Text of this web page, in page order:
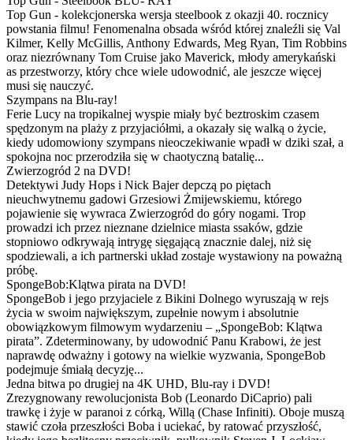
Top Gun - kolekcjonerska wersja steelbook z okazji 40. rocznicy
powstania filmu! Fenomenalna obsada wśród której znaleźli się Val
Kilmer, Kelly McGillis, Anthony Edwards, Meg Ryan, Tim Robbins
oraz niezrównany Tom Cruise jako Maverick, młody amerykański
as przestworzy, który chce wiele udowodnić, ale jeszcze więcej
musi się nauczyć.
Szympans na Blu-ray!
Ferie Lucy na tropikalnej wyspie miały być beztroskim czasem
spędzonym na plaży z przyjaciółmi, a okazały się walką o życie,
kiedy udomowiony szympans nieoczekiwanie wpadł w dziki szał, a
spokojna noc przerodziła się w chaotyczną batalię...
Zwierzogród 2 na DVD!
Detektywi Judy Hops i Nick Bajer depczą po piętach
nieuchwytnemu gadowi Grzesiowi Żmijewskiemu, którego
pojawienie się wywraca Zwierzogród do góry nogami. Trop
prowadzi ich przez nieznane dzielnice miasta ssaków, gdzie
stopniowo odkrywają intrygę sięgającą znacznie dalej, niż się
spodziewali, a ich partnerski układ zostaje wystawiony na poważną
próbę.
SpongeBob:Klątwa pirata na DVD!
SpongeBob i jego przyjaciele z Bikini Dolnego wyruszają w rejs
życia w swoim największym, zupełnie nowym i absolutnie
obowiązkowym filmowym wydarzeniu – „SpongeBob: Klątwa
pirata”. Zdeterminowany, by udowodnić Panu Krabowi, że jest
naprawdę odważny i gotowy na wielkie wyzwania, SpongeBob
podejmuje śmiałą decyzję...
Jedna bitwa po drugiej na 4K UHD, Blu-ray i DVD!
Zrezygnowany rewolucjonista Bob (Leonardo DiCaprio) pali
trawkę i żyje w paranoi z córką, Willą (Chase Infiniti). Oboje muszą
stawić czoła przeszłości Boba i uciekać, by ratować przyszłość,